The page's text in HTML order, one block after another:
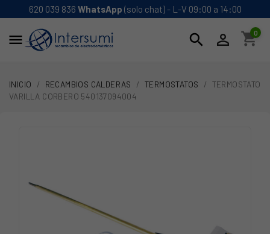
620 039 836 WhatsApp (solo chat) - L-V 09:00 a 14:00
 search  shopping_cart
0
INICIO RECAMBIOS CALDERAS TERMOSTATOS
TERMOSTATO
VARILLA CORBERO 540137094004